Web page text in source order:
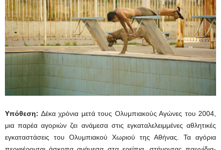
Υπόθεση: Δέκα χρόνια μετά τους Ολυμπιακούς Αγώνες του 2004,
μια παρέα αγοριών ζει ανάμεσα στις εγκαταλελειμμένες αθλητικές
εγκαταστάσεις του Ολυμπιακού Χωριού της Αθήνας. Τα αγόρια